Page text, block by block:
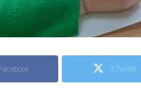
Facebook X Twitter